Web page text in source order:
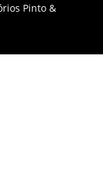
Pinto &